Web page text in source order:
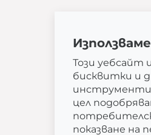
(+420) 544
Допълнителни
Намерете дилър
Или се обадете
Този уебсайт
бисквитки и
инструменти
цел
показване на